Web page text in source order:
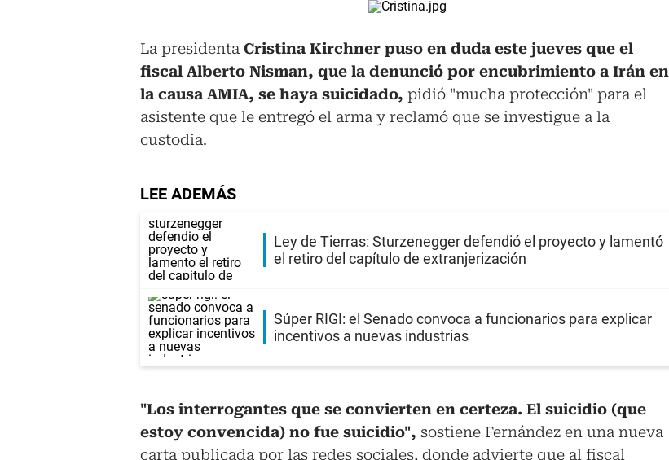
La presidenta Cristina Kirchner puso en duda este jueves que el
fiscal Alberto Nisman, que la denunció por encubrimiento a Irán en
la causa AMIA, se haya suicidado, pidió "mucha protección" para el
asistente que le entregó el arma y reclamó que se investigue a la
custodia.
LEE ADEMÁS
Ley de Tierras: Sturzenegger defendió el proyecto y lamentó
el retiro del capítulo de extranjerización
Súper RIGI: el Senado convoca a funcionarios para explicar
incentivos a nuevas industrias
"Los interrogantes que se convierten en certeza. El suicidio (que
estoy convencida) no fue suicidio", sostiene Fernández en una nueva
carta publicada por las redes sociales, donde advierte que al fiscal